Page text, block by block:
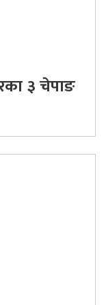
३ चेपाङ